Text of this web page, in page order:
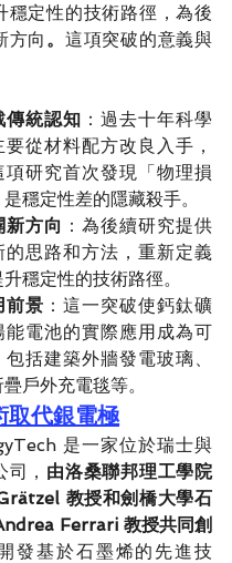
穩定性的技術路徑，為後
方向 。 這項突破的意義與
傳統認知 ：過去十年科學
要從材料配方改良入手，
項研究首次發現「物理損
穩定性差的隱藏殺手。
新方向 ：為後續研究提供
的思路和方法，重新定義
穩定性的技術路徑。
前景 ：這一突破使鈣鈦礦
能電池的實際應用成為可
包括建築外牆發電玻璃、
戶外充電毯等。
取代銀電極
是一家位於瑞士與
， 由洛桑聯邦理工學院
教授和劍橋大學石
Ferrari 教授共同創
發基於石墨烯的先進技